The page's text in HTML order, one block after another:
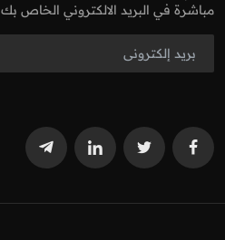
مباشرة في البريد الالكتروني الخاص بك